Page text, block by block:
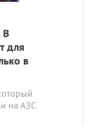
В
для
в
на АЗС